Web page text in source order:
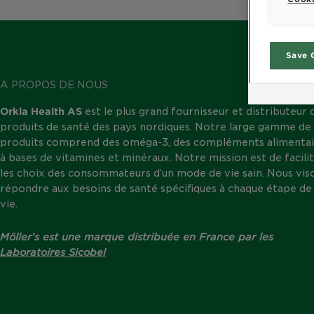
A PROPOS DE NOUS
Orkla Health AS est le plus grand fournisseur et distributeur
produits de santé des pays nordiques. Notre large gamme de
produits comprend des oméga-3, des compléments
à bases de vitamines et minéraux. Notre mission est de
les choix des consommateurs d’un mode de vie sain. Nous
répondre aux besoins de santé spécifiques à chaque étape de
vie.
Möller’s est une marque distribuée en France par les
Laboratoires Sicobel
Save